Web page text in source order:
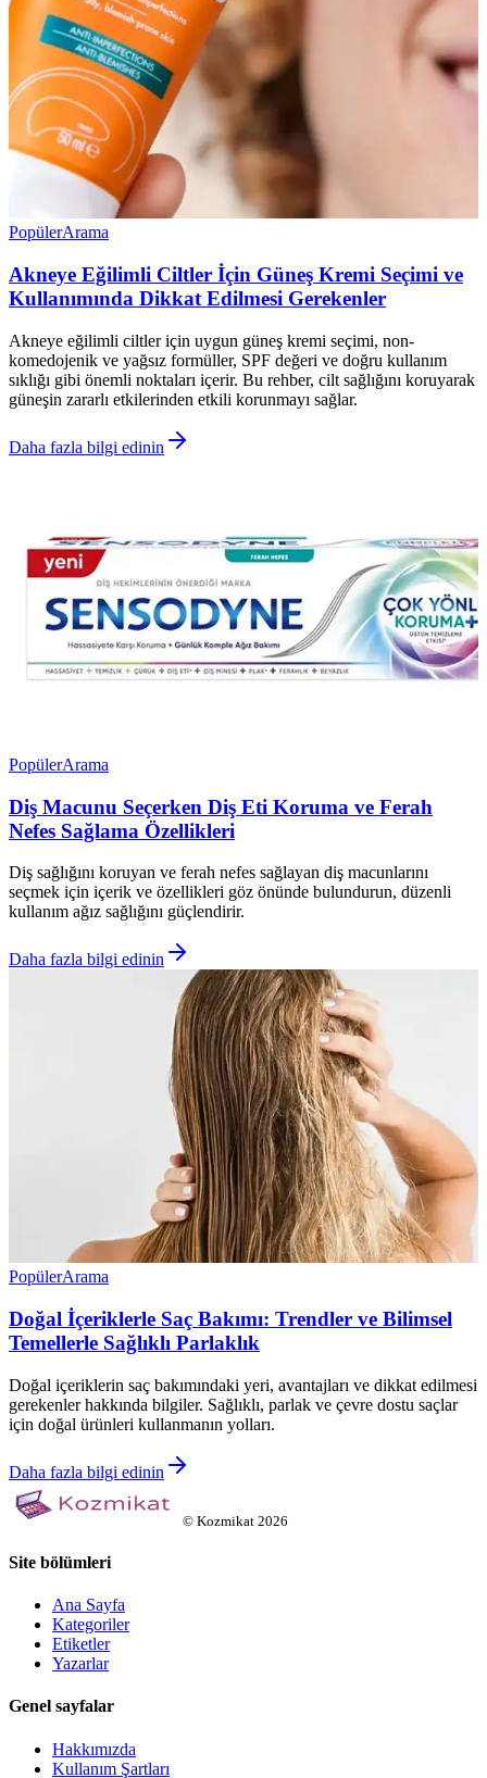
PopülerArama
Akneye Eğilimli Ciltler İçin Güneş Kremi Seçimi ve
Kullanımında Dikkat Edilmesi Gerekenler
Akneye eğilimli ciltler için uygun güneş kremi seçimi, non-
komedojenik ve yağsız formüller, SPF değeri ve doğru kullanım
sıklığı gibi önemli noktaları içerir. Bu rehber, cilt sağlığını koruyarak
güneşin zararlı etkilerinden etkili korunmayı sağlar.
Daha fazla bilgi edinin
PopülerArama
Diş Macunu Seçerken Diş Eti Koruma ve Ferah
Nefes Sağlama Özellikleri
Diş sağlığını koruyan ve ferah nefes sağlayan diş macunlarını
seçmek için içerik ve özellikleri göz önünde bulundurun, düzenli
kullanım ağız sağlığını güçlendirir.
Daha fazla bilgi edinin
PopülerArama
Doğal İçeriklerle Saç Bakımı: Trendler ve Bilimsel
Temellerle Sağlıklı Parlaklık
Doğal içeriklerin saç bakımındaki yeri, avantajları ve dikkat edilmesi
gerekenler hakkında bilgiler. Sağlıklı, parlak ve çevre dostu saçlar
için doğal ürünleri kullanmanın yolları.
Daha fazla bilgi edinin
© Kozmikat 2026
Site bölümleri
Ana Sayfa
Kategoriler
Etiketler
Yazarlar
Genel sayfalar
Hakkımızda
Kullanım Şartları